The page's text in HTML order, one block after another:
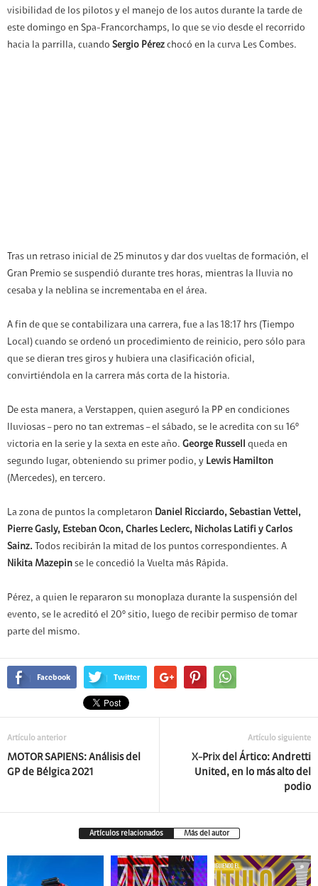
visibilidad de los pilotos y el manejo de los autos durante la tarde de
este domingo en Spa-Francorchamps, lo que se vio desde el recorrido
hacia la parrilla, cuando Sergio Pérez chocó en la curva Les Combes.
Tras un retraso inicial de 25 minutos y dar dos vueltas de formación, el
Gran Premio se suspendió durante tres horas, mientras la lluvia no
cesaba y la neblina se incrementaba en el área.
A fin de que se contabilizara una carrera, fue a las 18:17 hrs (Tiempo
Local) cuando se ordenó un procedimiento de reinicio, pero sólo para
que se dieran tres giros y hubiera una clasificación oficial,
convirtiéndola en la carrera más corta de la historia.
De esta manera, a Verstappen, quien aseguró la PP en condiciones
lluviosas – pero no tan extremas – el sábado, se le acredita con su 16º
victoria en la serie y la sexta en este año. George Russell
queda en
segundo lugar, obteniendo su primer podio, y Lewis Hamilton
(Mercedes), en tercero.
La zona de puntos la completaron Daniel Ricciardo, Sebastian Vettel,
Pierre Gasly, Esteban Ocon, Charles Leclerc, Nicholas Latifi y Carlos
Sainz. Todos recibirán la mitad de los puntos correspondientes. A
Nikita Mazepin se le concedió la Vuelta más Rápida.
Pérez, a quien le repararon su monoplaza durante la suspensión del
evento, se le acreditó el 20º sitio, luego de recibir permiso de tomar
parte del mismo.
Facebook Twitter
Artículo anterior
MOTOR SAPIENS: Análisis del
GP de Bélgica 2021
Artículo siguiente
X-Prix del Ártico: Andretti
United, en lo más alto del
podio
Artículos relacionados Más del autor